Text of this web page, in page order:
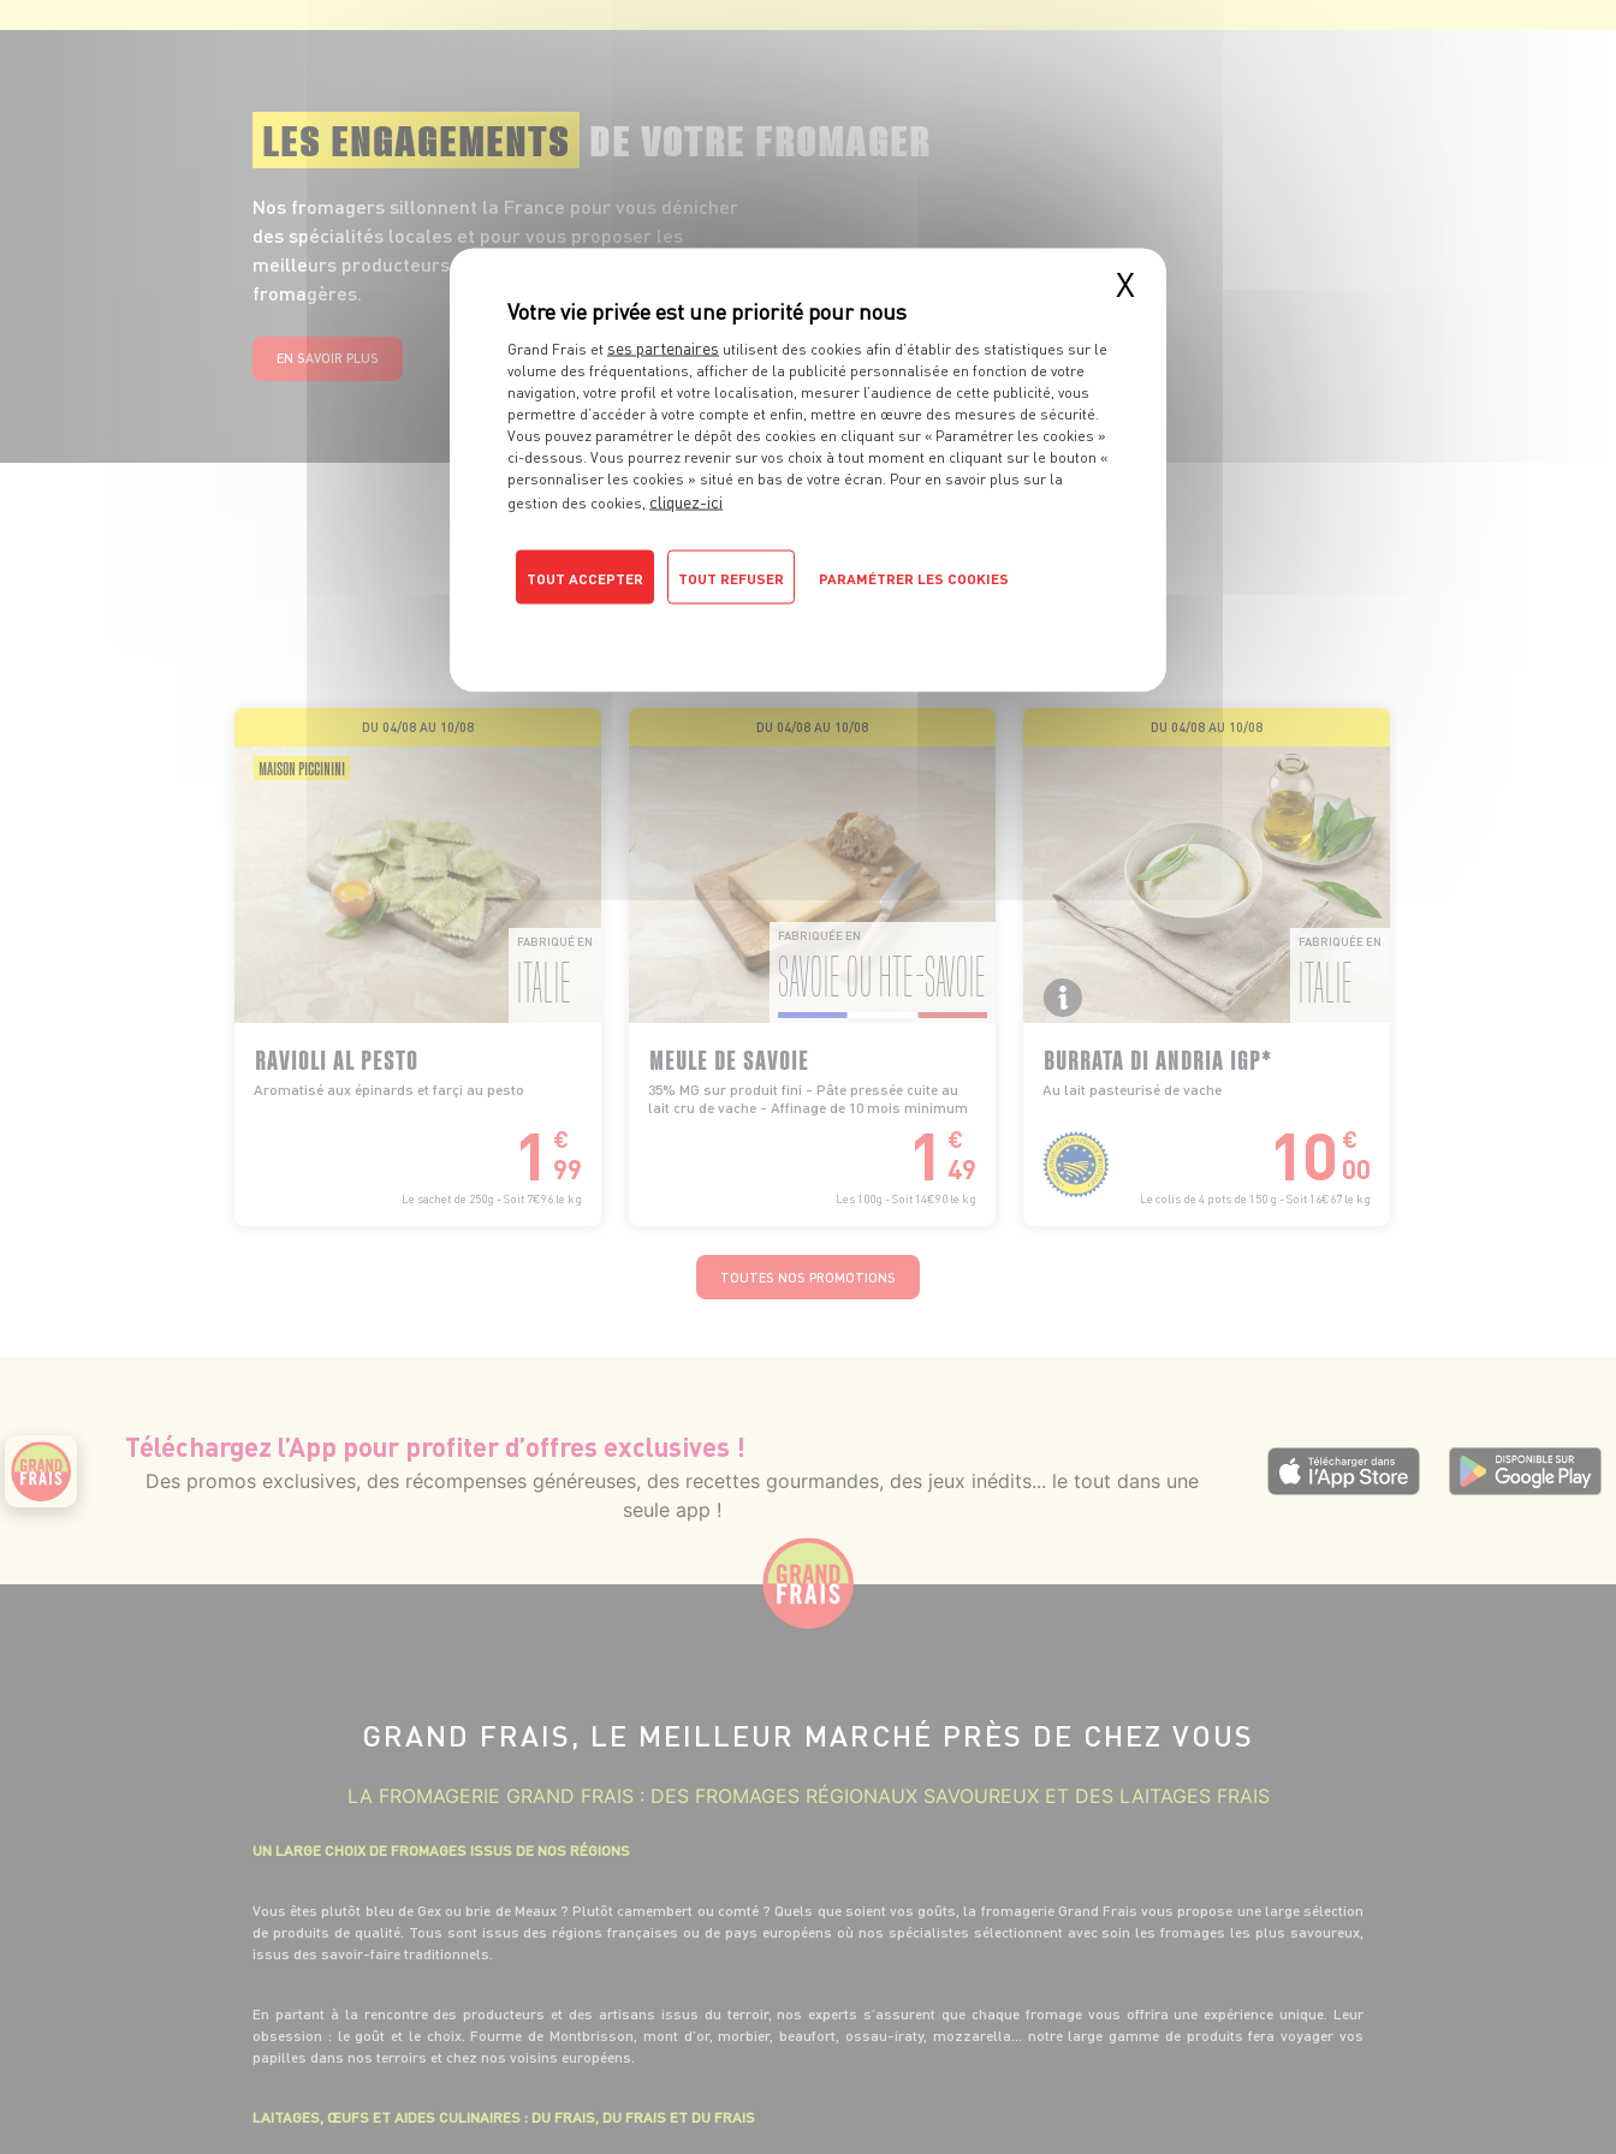
LES ENGAGEMENTS DE VOTRE FROMAGER
Nos fromagers sillonnent la France pour vous dénicher
des spécialités locales et pour vous proposer les
meilleurs producteurs des grandes appellations
fromagères.
EN SAVOIR PLUS
LES PROMOTIONS DE VOTRE FROMAGER
Même si nos fromages coulants sont à déguster en hiver, bénéficiez de nos
DU 04/08 AU 10/08
MAISON PICCININI
FABRIQUÉ EN
ITALIE
RAVIOLI AL PESTO
Aromatisé aux épinards et farçi au pesto
1 €
99
Le sachet de 250g - Soit 7€96 le kg
DU 04/08 AU 10/08
FABRIQUÉE EN
SAVOIE OU HTE-SAVOIE
MEULE DE SAVOIE
35% MG sur produit fini - Pâte pressée cuite au
lait cru de vache - Affinage de 10 mois minimum
1 €
49
Les 100g - Soit 14€90 le kg
DU 04/08 AU 10/08
FABRIQUÉE EN
ITALIE
BURRATA DI ANDRIA IGP*
Au lait pasteurisé de vache
10 €
00
Le colis de 4 pots de 150 g - Soit 16€67 le kg
TOUTES NOS PROMOTIONS
Téléchargez l’App pour profiter d’offres exclusives !
Des promos exclusives, des récompenses généreuses, des recettes gourmandes, des jeux inédits... le tout dans une
seule app !
GRAND FRAIS, LE MEILLEUR MARCHÉ PRÈS DE CHEZ VOUS
LA FROMAGERIE GRAND FRAIS : DES FROMAGES RÉGIONAUX SAVOUREUX ET DES LAITAGES FRAIS
UN LARGE CHOIX DE FROMAGES ISSUS DE NOS RÉGIONS
Vous êtes plutôt bleu de Gex ou brie de Meaux ? Plutôt camembert ou comté ? Quels que soient vos goûts, la fromagerie Grand Frais vous propose une large sélection
de produits de qualité. Tous sont issus des régions françaises ou de pays européens où nos spécialistes sélectionnent avec soin les fromages les plus savoureux,
issus des savoir-faire traditionnels.
En partant à la rencontre des producteurs et des artisans issus du terroir, nos experts s’assurent que chaque fromage vous offrira une expérience unique. Leur
obsession : le goût et le choix. Fourme de Montbrisson, mont d’or, morbier, beaufort, ossau-iraty, mozzarella… notre large gamme de produits fera voyager vos
papilles dans nos terroirs et chez nos voisins européens.
LAITAGES, ŒUFS ET AIDES CULINAIRES : DU FRAIS, DU FRAIS ET DU FRAIS
X
Grand Frais et ses partenaires utilisent des cookies afin d’établir des statistiques sur le
volume des fréquentations, afficher de la publicité personnalisée en fonction de votre
navigation, votre profil et votre localisation, mesurer l’audience de cette publicité, vous
permettre d’accéder à votre compte et enfin, mettre en œuvre des mesures de sécurité.
Vous pouvez paramétrer le dépôt des cookies en cliquant sur « Paramétrer les cookies »
ci-dessous. Vous pourrez revenir sur vos choix à tout moment en cliquant sur le bouton «
personnaliser les cookies » situé en bas de votre écran. Pour en savoir plus sur la
gestion des cookies, cliquez-ici
TOUT ACCEPTER TOUT REFUSER PARAMÉTRER LES COOKIES